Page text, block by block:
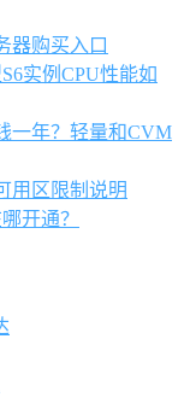
器购买入口
实例CPU性能如
一年？轻量和CVM
用区限制说明
开通？